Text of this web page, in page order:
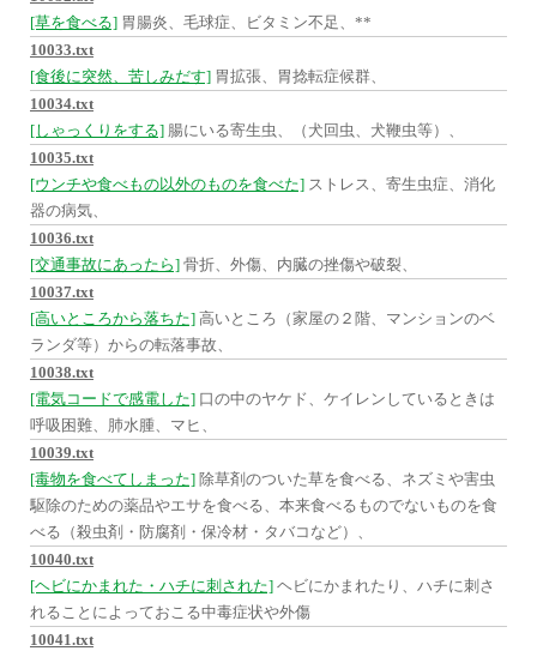
[草を食べる] 胃腸炎、毛球症、ビタミン不足、**
10033.txt
[食後に突然、苦しみだす] 胃拡張、胃捻転症候群、
10034.txt
[しゃっくりをする] 腸にいる寄生虫、（犬回虫、犬鞭虫等）、
10035.txt
[ウンチや食べもの以外のものを食べた] ストレス、寄生虫症、消化
器の病気、
10036.txt
[交通事故にあったら] 骨折、外傷、内臓の挫傷や破裂、
10037.txt
[高いところから落ちた] 高いところ（家屋の２階、マンションのベ
ランダ等）からの転落事故、
10038.txt
[電気コードで感電した] 口の中のヤケド、ケイレンしているときは
呼吸困難、肺水腫、マヒ、
10039.txt
[毒物を食べてしまった] 除草剤のついた草を食べる、ネズミや害虫
駆除のための薬品やエサを食べる、本来食べるものでないものを食
べる（殺虫剤・防腐剤・保冷材・タバコなど）、
10040.txt
[ヘビにかまれた・ハチに刺された] ヘビにかまれたり、ハチに刺さ
れることによっておこる中毒症状や外傷
10041.txt